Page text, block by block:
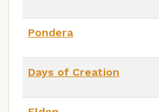
Pondera
Days of Creation